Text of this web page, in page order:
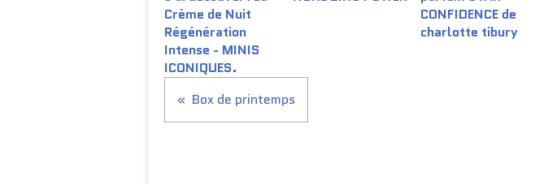
Crème de Nuit
Régénération
Intense - MINIS
ICONIQUES.
CONFIDENCE de
charlotte tibury
Box de printemps